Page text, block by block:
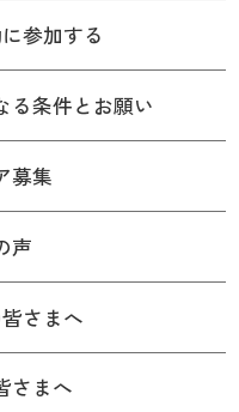
参加する
る条件とお願い
募集
声
さまへ
さまへ